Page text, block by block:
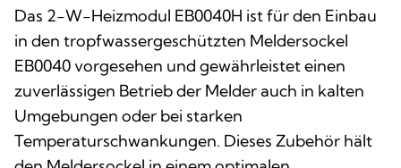
Das 2-W-Heizmodul EB0040H ist für den Einbau
in den tropfwassergeschützten Meldersockel
EB0040 vorgesehen und gewährleistet einen
zuverlässigen Betrieb der Melder auch in kalten
Umgebungen oder bei starken
Temperaturschwankungen. Dieses Zubehör hält